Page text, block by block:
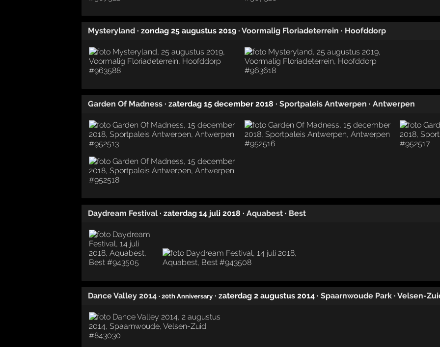
Mysteryland · zondag 25 augustus 2019 · Voormalig Floriadeterrein · Hoofddorp
Garden Of Madness · zaterdag 15 december 2018 · Sportpaleis Antwerpen · Antwerpen
Daydream Festival · zaterdag 14 juli 2018 · Aquabest · Best
Dance Valley 2014 · 20th Anniversary · zaterdag 2 augustus 2014 · Spaarnwoude Park · Velsen-